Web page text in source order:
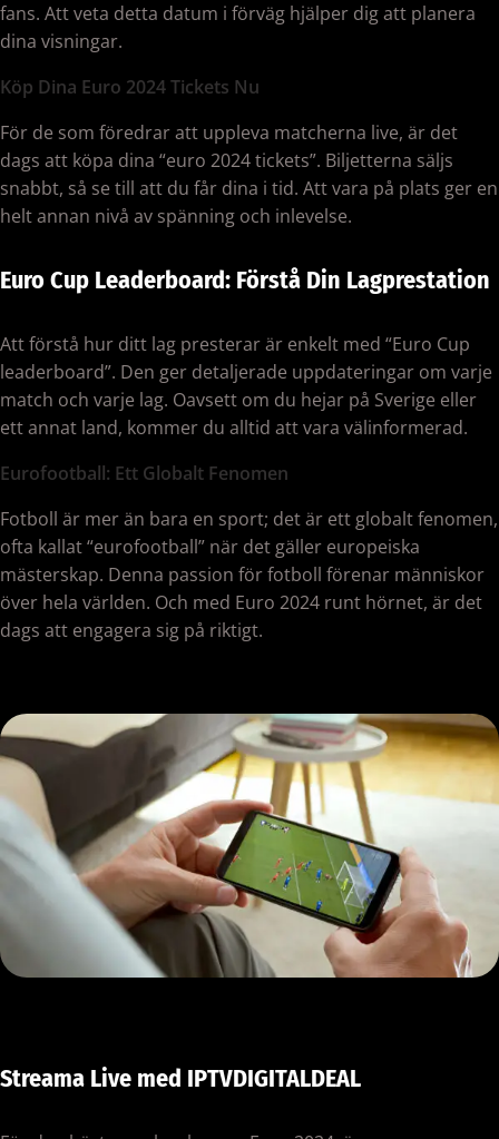
fans. Att veta detta datum i förväg hjälper dig att planera
dina visningar.
Köp Dina Euro 2024 Tickets Nu
För de som föredrar att uppleva matcherna live, är det
dags att köpa dina “euro 2024 tickets”. Biljetterna säljs
snabbt, så se till att du får dina i tid. Att vara på plats ger en
helt annan nivå av spänning och inlevelse.
Euro Cup Leaderboard: Förstå Din Lagprestation
Att förstå hur ditt lag presterar är enkelt med “Euro Cup
leaderboard”. Den ger detaljerade uppdateringar om varje
match och varje lag. Oavsett om du hejar på Sverige eller
ett annat land, kommer du alltid att vara välinformerad.
Eurofootball: Ett Globalt Fenomen
Fotboll är mer än bara en sport; det är ett globalt fenomen,
ofta kallat “eurofootball” när det gäller europeiska
mästerskap. Denna passion för fotboll förenar människor
över hela världen. Och med Euro 2024 runt hörnet, är det
dags att engagera sig på riktigt.
Streama Live med IPTVDIGITALDEAL